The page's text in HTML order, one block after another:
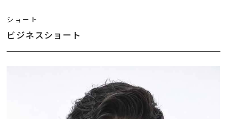
ショート
ビジネスショート